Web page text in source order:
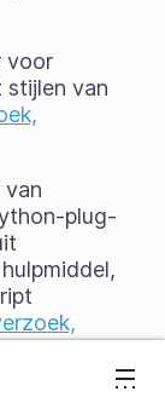
voor
stijlen van
plug-
om